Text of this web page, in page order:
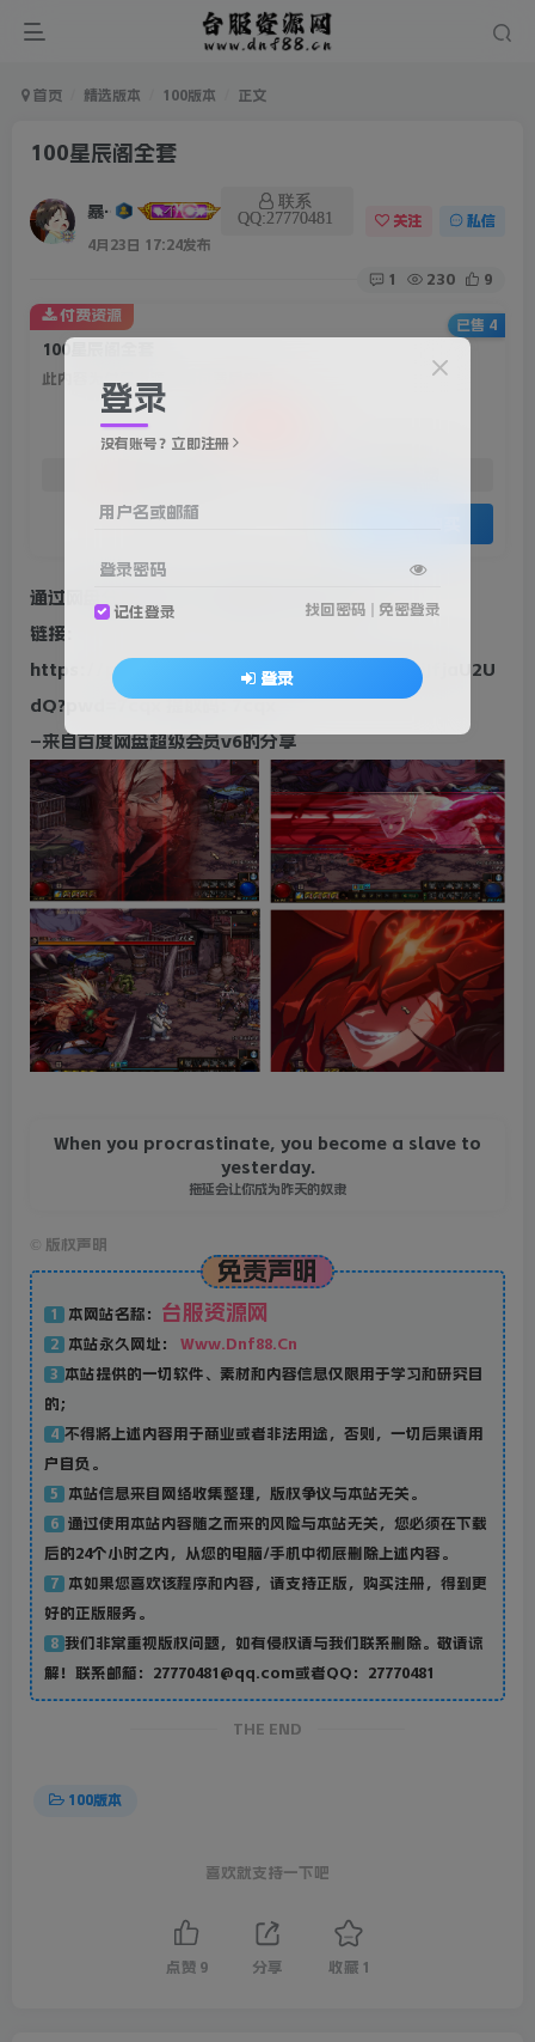
首页 精选版本 100版本 正文
100星辰阁全套
暴雨
联系
QQ:27770481
4月23日 17:24发布
关注 私信
1 230 9
100星辰阁全套
此内容为付费资源，请付费后查看
付费资源
已售 4
通过网盘分享的文件：星辰阁新人攻略.docx
链接:
https://pan.baidu.com/s/1JnsxAVHZUsVQiJfjaU2U
dQ?pwd=7cqx 提取码: 7cqx
–来自百度网盘超级会员v6的分享
When you procrastinate, you become a slave to
yesterday.
拖延会让你成为昨天的奴隶
版权声明
免责声明
1 本网站名称： 台服资源网
2 本站永久网址： Www.Dnf88.Cn
3 本站提供的一切软件、素材和内容信息仅限用于学习和研究目
的；
4 不得将上述内容用于商业或者非法用途，否则，一切后果请用
户自负。
5 本站信息来自网络收集整理，版权争议与本站无关。
6 通过使用本站内容随之而来的风险与本站无关，您必须在下载
后的24个小时之内，从您的电脑/手机中彻底删除上述内容。
7 本如果您喜欢该程序和内容，请支持正版，购买注册，得到更
好的正版服务。
8 我们非常重视版权问题，如有侵权请与我们联系删除。敬请谅
解！联系邮箱：27770481@qq.com或者QQ：27770481
THE END
100版本
喜欢就支持一下吧
点赞 9 分享 收藏 1
登录
没有账号？立即注册
用户名或邮箱
登录密码
记住登录 找回密码 免密登录
登录